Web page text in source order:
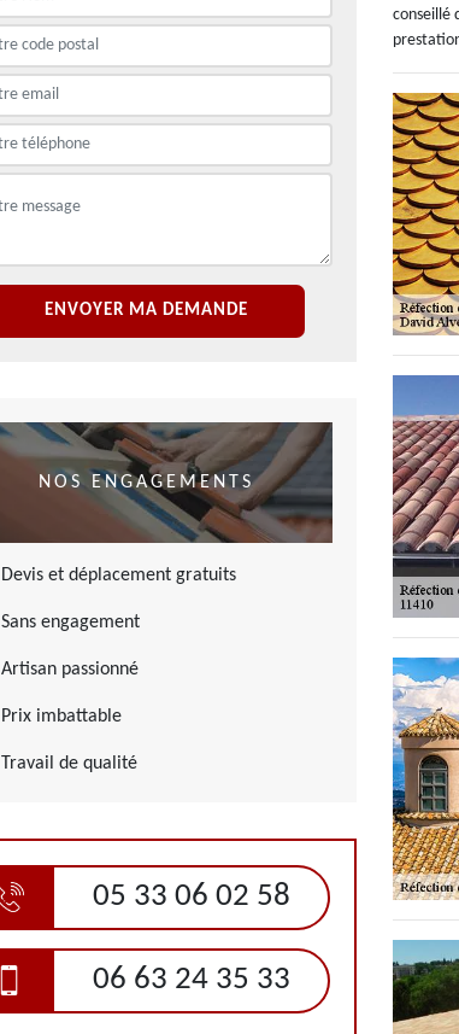
NOS ENGAGEMENTS
Devis et déplacement gratuits
Sans engagement
Artisan passionné
Prix imbattable
Travail de qualité
05 33 06 02 58
06 63 24 35 33
conseillé